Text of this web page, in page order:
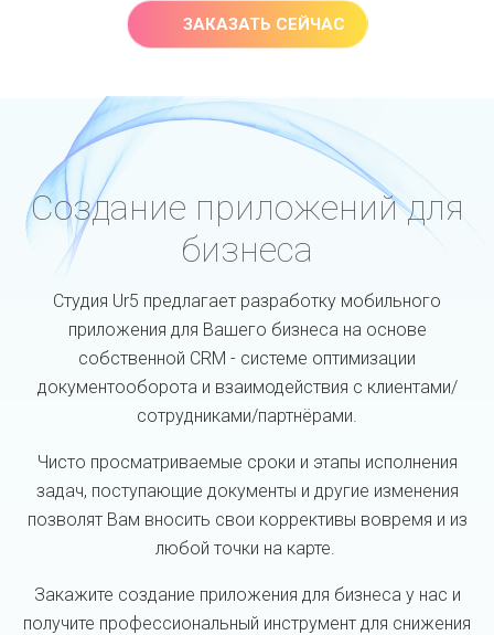
ЗАКАЗАТЬ СЕЙЧАС
Создание приложений для
бизнеса
Студия Ur5 предлагает разработку мобильного
приложения для Вашего бизнеса на основе
собственной CRM - системе оптимизации
документооборота и взаимодействия с клиентами/
сотрудниками/партнёрами.
Чисто просматриваемые сроки и этапы исполнения
задач, поступающие документы и другие изменения
позволят Вам вносить свои коррективы вовремя и из
любой точки на карте.
Закажите создание приложения для бизнеса у нас и
получите профессиональный инструмент для снижения